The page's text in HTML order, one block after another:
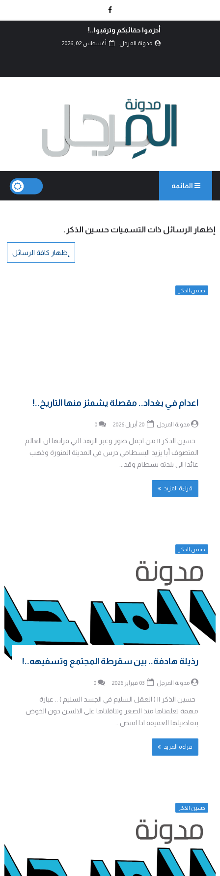
بيان الثبات والتفويض لجماهير ميدان السبعين تعلن
الجهوزية الشاملة والمرحلة...
القائمة
‏إظهار الرسائل ذات التسميات حسين الذكر .
إظهار كافة الرسائل
حسين الذكر
اعدام في بغداد.. مقصلة يشمئز منها التاريخ..!
مدونة المرجل 0
حسين الذكر || من اجمل صور وعبر الزهد التي قراتها ان العالم
المتصوف أبا يزيد البسطامي درس في المدينة المنورة وذهب
عائدا الى بلدته بسطام وقد...
قراءة المزيد
حسين الذكر
رذيلة هادفة.. بين سقرطة المجتمع وتسفيهه..!
مدونة المرجل 0
حسين الذكر || ( العقل السليم في الجسد السليم ) .. عبارة
مهمة تعلمناها منذ الصغر وتناقلناها على الالسن دون الخوض
بتفاصيلها العميقة اذا اقتص...
قراءة المزيد
حسين الذكر